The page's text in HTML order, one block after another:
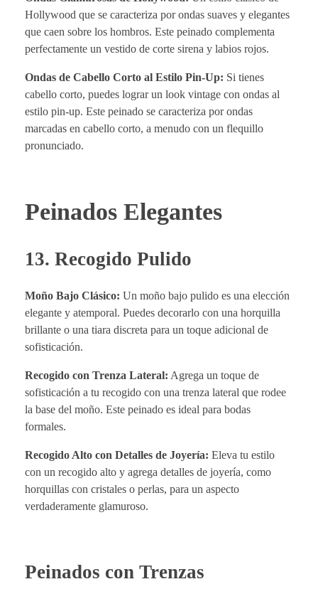
Hollywood que se caracteriza por ondas suaves y elegantes
que caen sobre los hombros. Este peinado complementa
perfectamente un vestido de corte sirena y labios rojos.
Ondas de Cabello Corto al Estilo Pin-Up: Si tienes
cabello corto, puedes lograr un look vintage con ondas al
estilo pin-up. Este peinado se caracteriza por ondas
marcadas en cabello corto, a menudo con un flequillo
pronunciado.
Peinados Elegantes
13. Recogido Pulido
Moño Bajo Clásico: Un moño bajo pulido es una elección
elegante y atemporal. Puedes decorarlo con una horquilla
brillante o una tiara discreta para un toque adicional de
sofisticación.
Recogido con Trenza Lateral: Agrega un toque de
sofisticación a tu recogido con una trenza lateral que rodee
la base del moño. Este peinado es ideal para bodas
formales.
Recogido Alto con Detalles de Joyería: Eleva tu estilo
con un recogido alto y agrega detalles de joyería, como
horquillas con cristales o perlas, para un aspecto
verdaderamente glamuroso.
Peinados con Trenzas